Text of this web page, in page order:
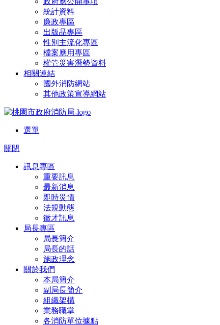
統計資料
廉政專區
出版品專區
性別主流化專區
檔案應用專區
權管災害潛勢資料
相關連結
國外消防網站
其他政策宣導網站
選單
關閉
訊息專區
重要訊息
最新消息
即時災情
法規動態
徵才訊息
局長專區
局長簡介
局長的話
施政理念
關於我們
本局簡介
副局長簡介
組織架構
業務職掌
各消防單位據點